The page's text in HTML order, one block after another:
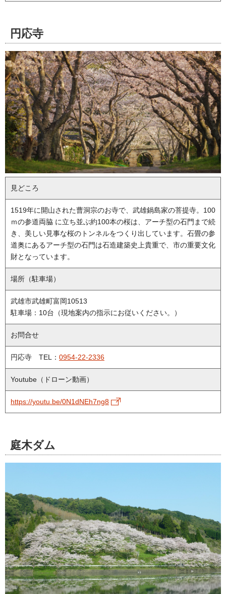
円応寺
見どころ
1519年に開山された曹洞宗のお寺で、武雄鍋島家の菩提寺。100
ｍの参道両脇 に立ち並ぶ約100本の桜は、アーチ型の石門まで続
き、美しい見事な桜のトンネルをつくり出しています。石畳の参
道奥にあるアーチ型の石門は石造建築史上貴重で、市の重要文化
財となっています。
場所（駐車場）
武雄市武雄町富岡10513
駐車場：10台（現地案内の指示にお従いください。）
お問合せ
円応寺 TEL： 0954-22-2336
Youtube（ドローン動画）
https://youtu.be/0N1dNEh7ng8
庭木ダム